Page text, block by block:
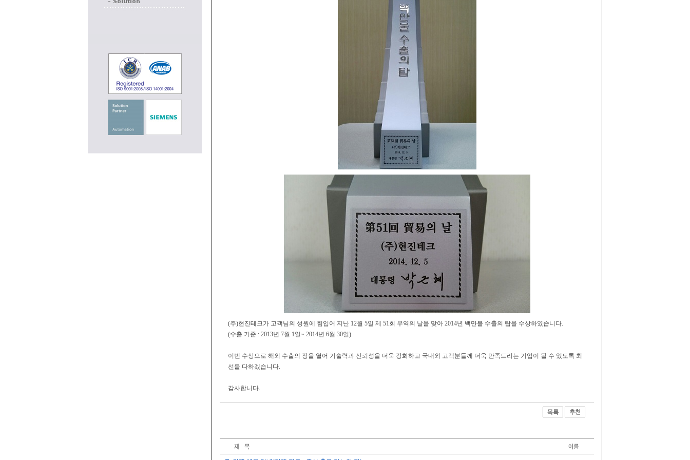
(주)현진테크가 고객님의 성원에 힘입어 지난 12월 5일 제 51회 무역의 날을 맞아 2014년 백만불 수출의 탑을 수상하였습니다.
(수출 기준 : 2013년 7월 1일~ 2014년 6월 30일)
이번 수상으로 해외 수출의 장을 열어 기술력과 신뢰성을 더욱 강화하고 국내외 고객분들께 더욱 만족드리는 기업이 될 수 있도록 최
선을 다하겠습니다.
감사합니다.